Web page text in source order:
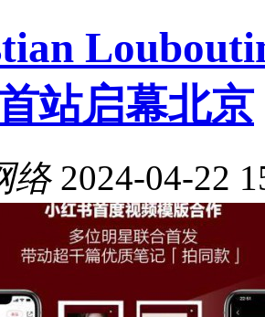
站启幕北京
络 2024-04-22